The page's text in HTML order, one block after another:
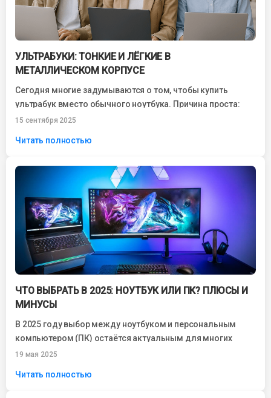
УЛЬТРАБУКИ: ТОНКИЕ И ЛЁГКИЕ В
МЕТАЛЛИЧЕСКОМ КОРПУСЕ
Сегодня многие задумываются о том, чтобы купить
ультрабук вместо обычного ноутбука. Причина проста:
компактные размеры, лёгкий вес, высокая
15 сентября 2025
Читать полностью
ЧТО ВЫБРАТЬ В 2025: НОУТБУК ИЛИ ПК? ПЛЮСЫ И
МИНУСЫ
В 2025 году выбор между ноутбуком и персональным
компьютером (ПК) остаётся актуальным для многих
пользователей. С развитием технологий оба варианта...
19 мая 2025
Читать полностью